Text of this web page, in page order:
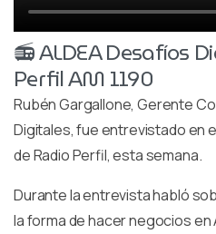
📻 ALDEA Desafíos
Perfil AM 1190
Rubén Gargallone, Gerente
Digitales, fue entrevistado en
de Radio Perfil, esta semana.
Durante la entrevista habló
la forma de hacer negocios en